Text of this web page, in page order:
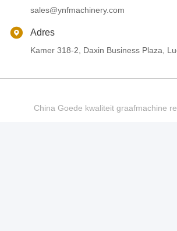
sales@ynfmachinery.com
Adres
Kamer 318-2, Daxin Business Plaza,
China Goede kwaliteit graafmachine